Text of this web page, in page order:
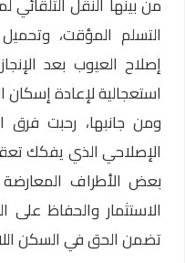
التسلم المؤقت،
إصلاح العيوب بعد
استعجالية لإعادة إسكان
ومن جانبها، رحبت فرق
الإصلاحي الذي يفكك
بعض الأطراف
الاستثمار والحفاظ على
تضمن الحق في السكن